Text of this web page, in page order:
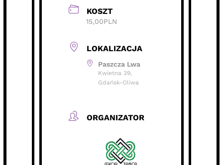
KOSZT
15,00PLN
LOKALIZACJA
Paszcza Lwa
Kwietna 39,
Gdańsk-Oliwa
ORGANIZATOR